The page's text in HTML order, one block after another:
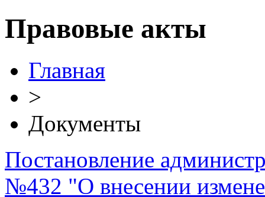
Правовые акты
Главная
>
Документы
Постановление
№432 "О внесении